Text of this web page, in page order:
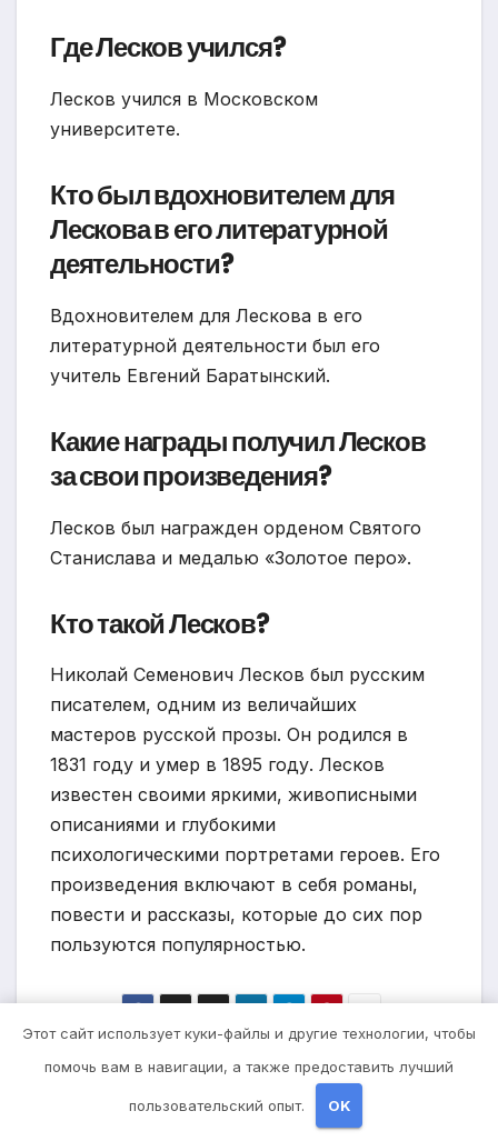
Где Лесков учился?
Лесков учился в Московском
университете.
Кто был вдохновителем для
Лескова в его литературной
деятельности?
Вдохновителем для Лескова в его
литературной деятельности был его
учитель Евгений Баратынский.
Какие награды получил Лесков
за свои произведения?
Лесков был награжден орденом Святого
Станислава и медалью «Золотое перо».
Кто такой Лесков?
Николай Семенович Лесков был русским
писателем, одним из величайших
мастеров русской прозы. Он родился в
1831 году и умер в 1895 году. Лесков
известен своими яркими, живописными
описаниями и глубокими
психологическими портретами героев. Его
произведения включают в себя романы,
повести и рассказы, которые до сих пор
пользуются популярностью.
Навигация
Данелия Тулешова —
биография,
достижения, личная
Калькулятор
Этот сайт использует куки-файлы и другие технологии, чтобы
помочь вам в навигации, а также предоставить лучший
пользовательский опыт. OK